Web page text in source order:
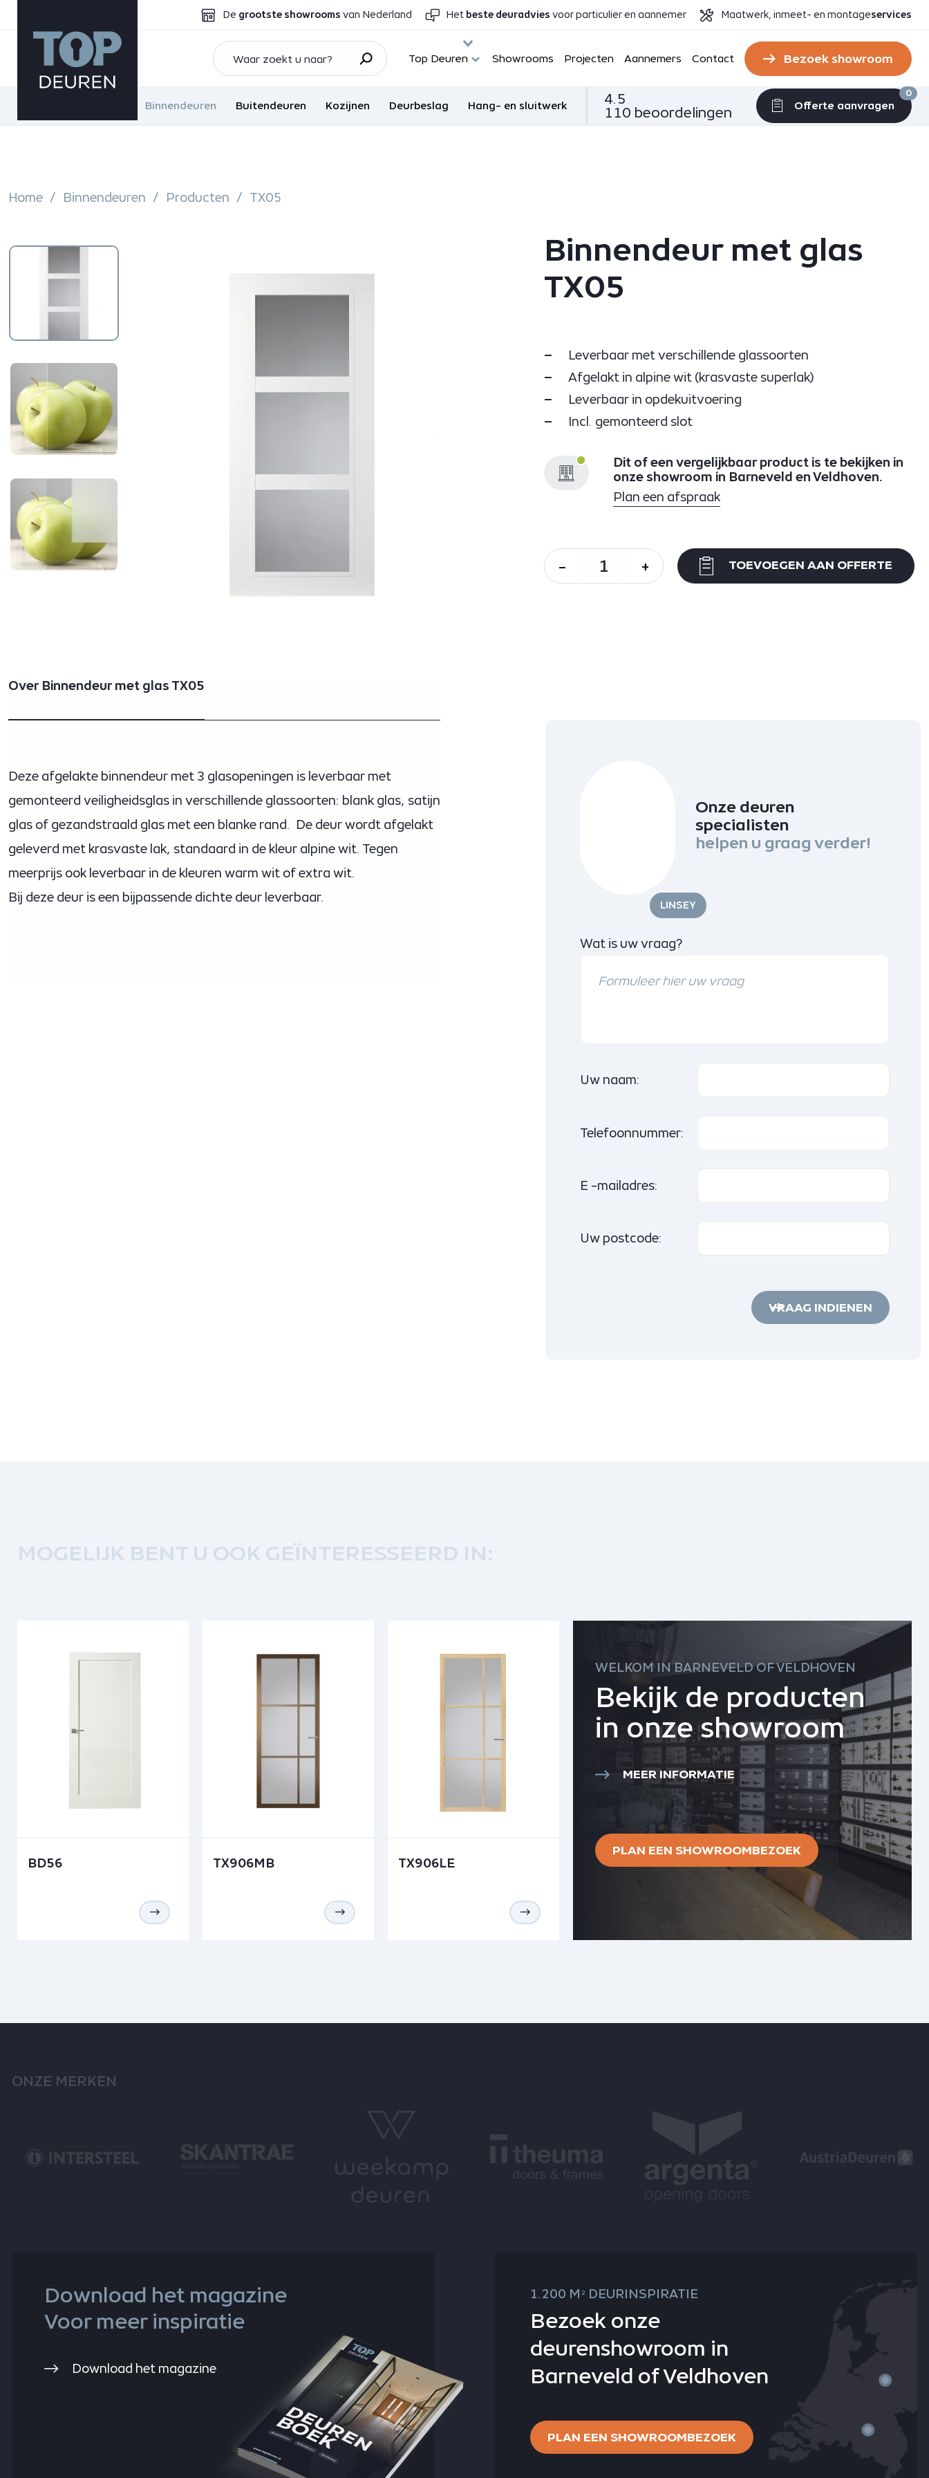
De grootste showrooms van Nederland Het beste deuradvies voor particulier en aannemer Maatwerk, inmeet- en montageservices
Top Deuren Showrooms Projecten Aannemers Contact Bezoek showroom
Binnendeuren Buitendeuren Kozijnen Deurbeslag Hang- en sluitwerk
4.5
110 beoordelingen
Offerte aanvragen
0
Home Binnendeuren Producten TX05
Binnendeur met glas
TX05
Leverbaar met verschillende glassoorten
Afgelakt in alpine wit (krasvaste superlak)
Leverbaar in opdekuitvoering
Incl. gemonteerd slot
Dit of een vergelijkbaar product is te bekijken in
onze showroom in Barneveld en Veldhoven.
Plan een afspraak
- + TOEVOEGEN AAN OFFERTE
Over Binnendeur met glas TX05
Deze afgelakte binnendeur met 3 glasopeningen is leverbaar met
gemonteerd veiligheidsglas in verschillende glassoorten: blank glas, satijn
glas of gezandstraald glas met een blanke rand. De deur wordt afgelakt
geleverd met krasvaste lak, standaard in de kleur alpine wit. Tegen
meerprijs ook leverbaar in de kleuren warm wit of extra wit.
Bij deze deur is een bijpassende dichte deur leverbaar.
LINSEY
Onze deuren
specialisten
helpen u graag verder!
Wat is uw vraag?
Uw naam:
Telefoonnummer:
E -mailadres:
Uw postcode:
VRAAG INDIENEN
MOGELIJK BENT U OOK GEÏNTERESSEERD IN:
BD56 TX906MB TX906LE
WELKOM IN BARNEVELD OF VELDHOVEN
Bekijk de producten
in onze showroom
MEER INFORMATIE
PLAN EEN SHOWROOMBEZOEK
ONZE MERKEN
Download het magazine
Voor meer inspiratie
Download het magazine
1.200 M 2 DEURINSPIRATIE
Bezoek onze
deurenshowroom in
Barneveld of Veldhoven
PLAN EEN SHOWROOMBEZOEK